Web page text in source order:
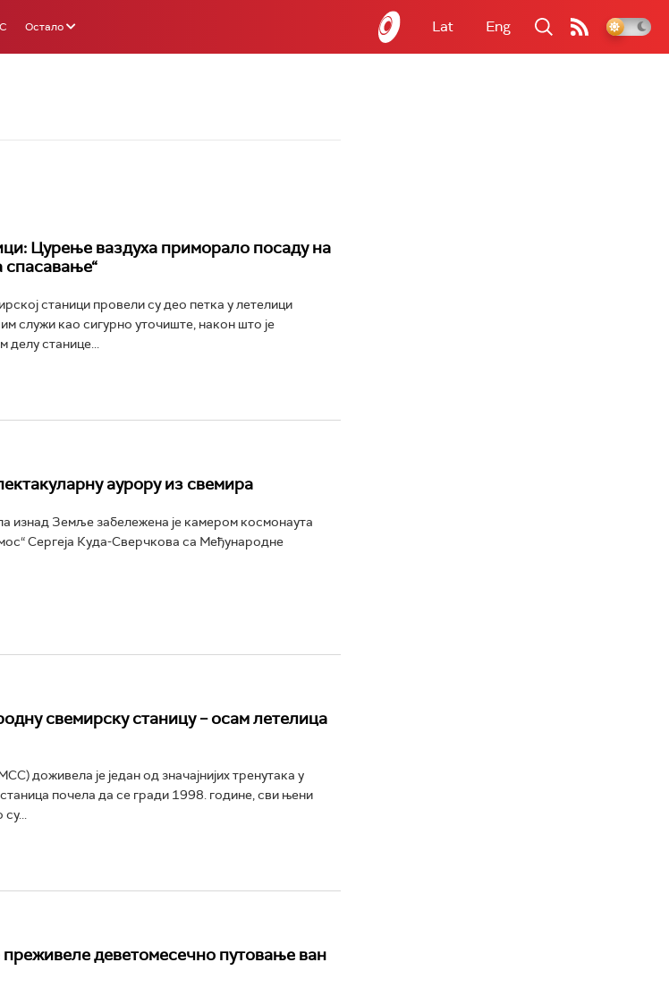
Остало Lat Eng
Цурење ваздуха приморало посаду на
спасавање“
станици провели су део петка у летелици
служи као сигурно уточиште, након што је
делу станице...
аурору из свемира
изнад Земље забележена је камером космонаута
Сергеја Куда-Сверчкова са Међународне
свемирску станицу – осам летелица
доживела је један од значајнијих тренутака у
станица почела да се гради 1998. године, сви њени
деветомесечно путовање ван